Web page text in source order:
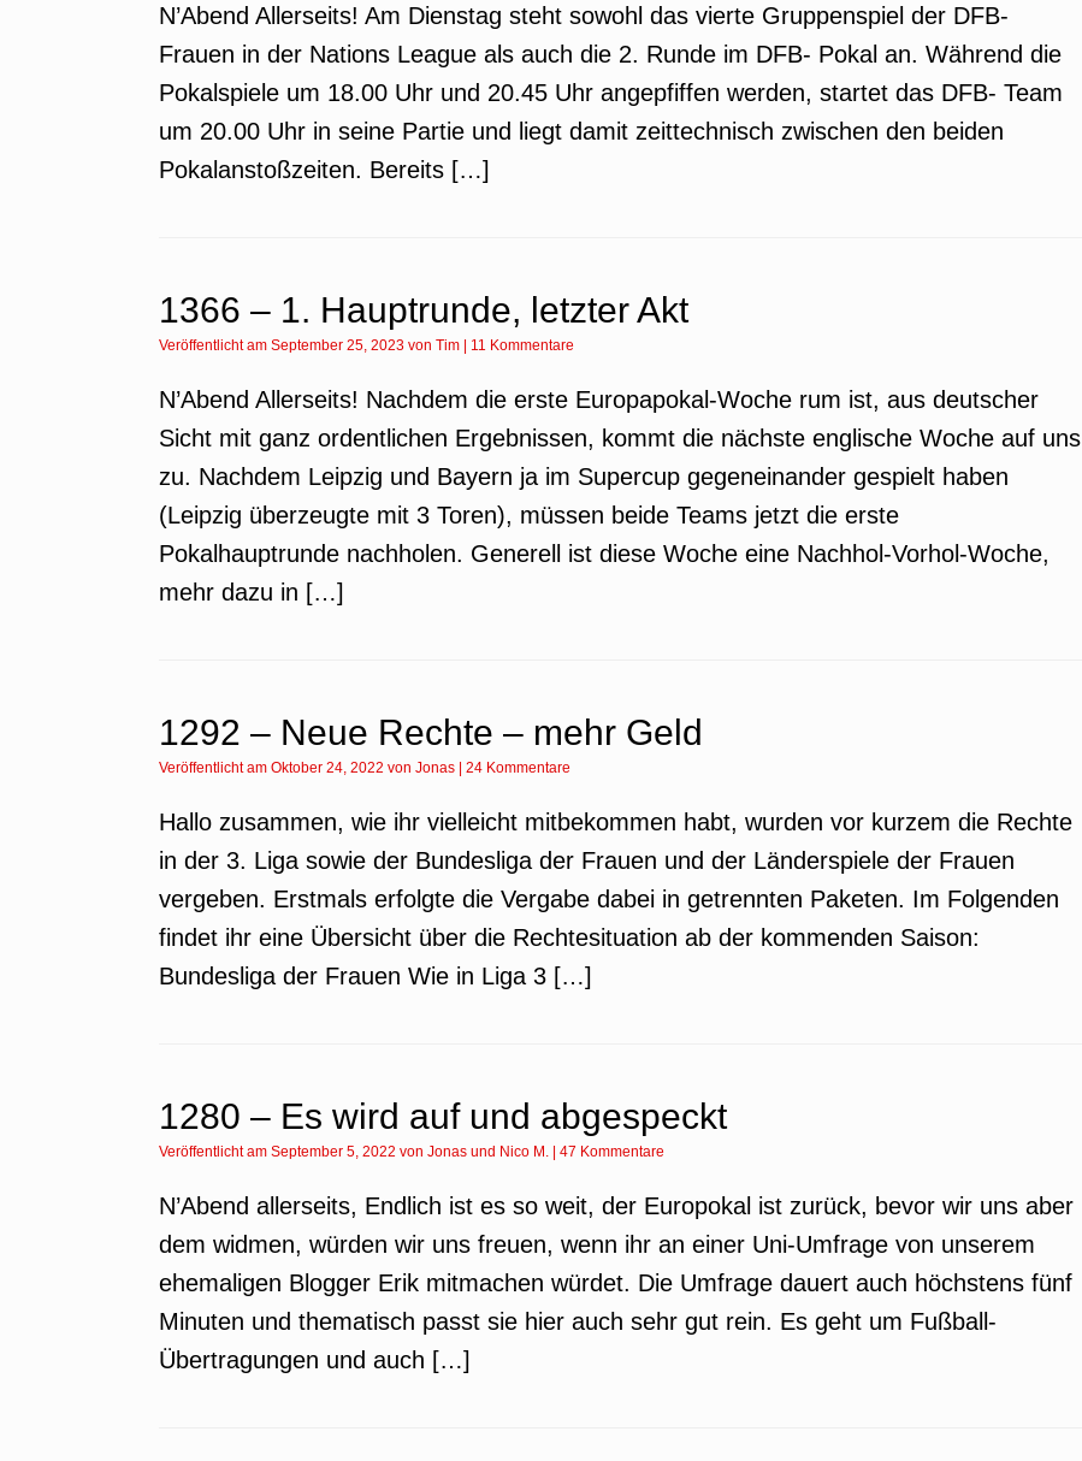
N’Abend Allerseits! Am Dienstag steht sowohl das vierte Gruppenspiel der DFB-
Frauen in der Nations League als auch die 2. Runde im DFB- Pokal an. Während die
Pokalspiele um 18.00 Uhr und 20.45 Uhr angepfiffen werden, startet das DFB- Team
um 20.00 Uhr in seine Partie und liegt damit zeittechnisch zwischen den beiden
Pokalanstoßzeiten. Bereits […]
1366 – 1. Hauptrunde, letzter Akt
Veröffentlicht am September 25, 2023 von Tim 11 Kommentare
N’Abend Allerseits! Nachdem die erste Europapokal-Woche rum ist, aus deutscher
Sicht mit ganz ordentlichen Ergebnissen, kommt die nächste englische Woche auf uns
zu. Nachdem Leipzig und Bayern ja im Supercup gegeneinander gespielt haben
(Leipzig überzeugte mit 3 Toren), müssen beide Teams jetzt die erste
Pokalhauptrunde nachholen. Generell ist diese Woche eine Nachhol-Vorhol-Woche,
mehr dazu in […]
1292 – Neue Rechte – mehr Geld
Veröffentlicht am Oktober 24, 2022 von Jonas 24 Kommentare
Hallo zusammen, wie ihr vielleicht mitbekommen habt, wurden vor kurzem die Rechte
in der 3. Liga sowie der Bundesliga der Frauen und der Länderspiele der Frauen
vergeben. Erstmals erfolgte die Vergabe dabei in getrennten Paketen. Im Folgenden
findet ihr eine Übersicht über die Rechtesituation ab der kommenden Saison:
Bundesliga der Frauen Wie in Liga 3 […]
1280 – Es wird auf und abgespeckt
Veröffentlicht am September 5, 2022 von Jonas und Nico M. 47 Kommentare
N’Abend allerseits, Endlich ist es so weit, der Europokal ist zurück, bevor wir uns aber
dem widmen, würden wir uns freuen, wenn ihr an einer Uni-Umfrage von unserem
ehemaligen Blogger Erik mitmachen würdet. Die Umfrage dauert auch höchstens fünf
Minuten und thematisch passt sie hier auch sehr gut rein. Es geht um Fußball-
Übertragungen und auch […]